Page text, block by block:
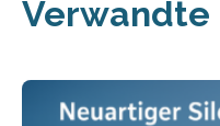
Verwandte